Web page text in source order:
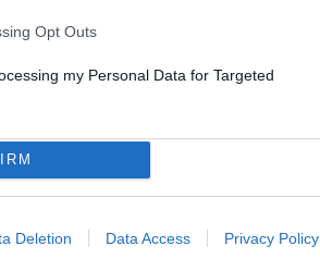
Opt Outs
my Personal Data for Targeted
Deletion Data Access Privacy Policy